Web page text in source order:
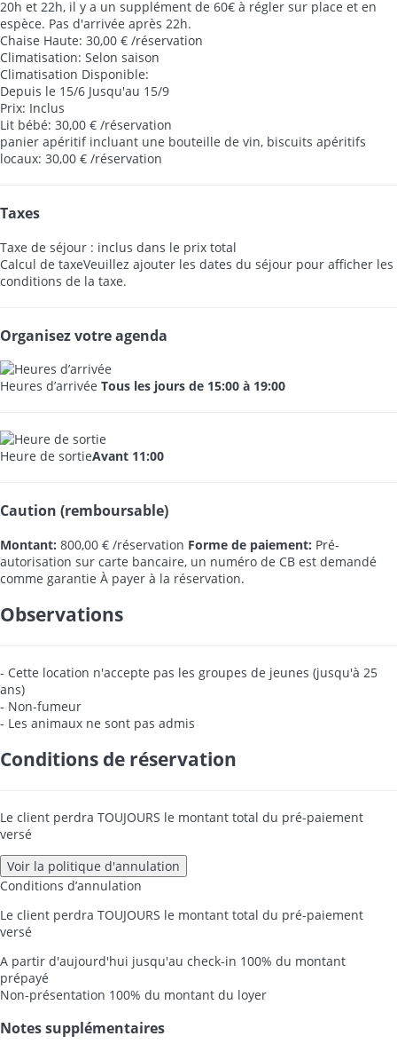
20h et 22h, il y a un supplément de 60€ à régler sur place et en
espèce. Pas d'arrivée après 22h.
Chaise Haute: 30,00 € /réservation
Climatisation: Selon saison
Climatisation Disponible:
Depuis le 15/6 Jusqu'au 15/9
Prix: Inclus
Lit bébé: 30,00 € /réservation
panier apéritif incluant une bouteille de vin, biscuits apéritifs
locaux: 30,00 € /réservation
Taxes
Taxe de séjour : inclus dans le prix total
Calcul de taxeVeuillez ajouter les dates du séjour pour afficher les
conditions de la taxe.
Organisez votre agenda
Heures d’arrivée Tous les jours de 15:00 à 19:00
Heure de sortieAvant 11:00
Caution (remboursable)
Montant: 800,00 € /réservation Forme de paiement: Pré-
autorisation sur carte bancaire, un numéro de CB est demandé
comme garantie À payer à la réservation.
Observations
- Cette location n'accepte pas les groupes de jeunes (jusqu'à 25
ans)
- Non-fumeur
- Les animaux ne sont pas admis
Conditions de réservation
Le client perdra TOUJOURS le montant total du pré-paiement
versé
Voir la politique d'annulation
Conditions d’annulation
Le client perdra TOUJOURS le montant total du pré-paiement
versé
A partir d'aujourd'hui jusqu'au check-in 100% du montant
prépayé
Non-présentation 100% du montant du loyer
Notes supplémentaires